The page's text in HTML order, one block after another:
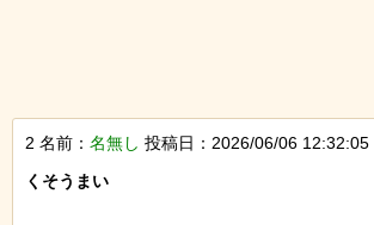
2 名前： 名無し 投稿日：2026/06/06 12:32:05
くそうまい